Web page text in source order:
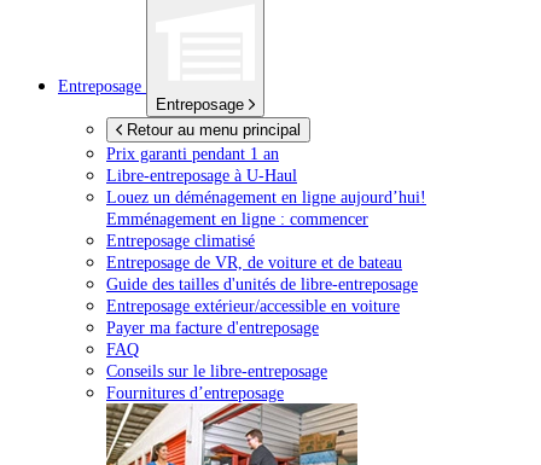
Entreposage
Entreposage
Retour au menu principal
Prix garanti pendant 1 an
Libre-entreposage à U-Haul
Louez un déménagement en ligne aujourd’hui!
Emménagement en ligne : commencer
Entreposage climatisé
Entreposage de VR, de voiture et de bateau
Guide des tailles d'unités de libre-entreposage
Entreposage extérieur/accessible en voiture
Payer ma facture d'entreposage
FAQ
Conseils sur le libre-entreposage
Fournitures d’entreposage